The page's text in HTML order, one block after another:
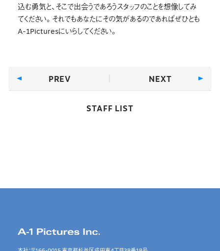
込む勇気と、そこで出会うであろうスタッフのことを想像してみ
てください。それでもあなたにその気があるのであればぜひとも
A-1Picturesにいらしてください。
PREV
STAFF LIST
NEXT